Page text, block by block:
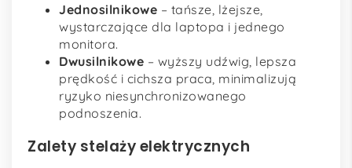
Jednosilnikowe – tańsze, lżejsze,
wystarczające dla laptopa i jednego
monitora.
Dwusilnikowe – wyższy udźwig, lepsza
prędkość i cichsza praca, minimalizują
ryzyko niesynchronizowanego
podnoszenia.
Zalety stelaży elektrycznych